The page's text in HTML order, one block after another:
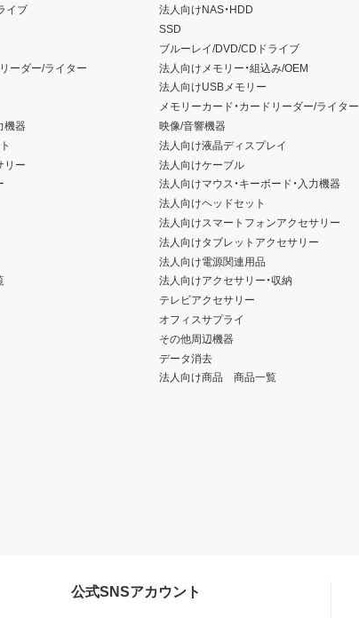
イブ
ーダー/ライター
機器
リー
法人向けNAS・HDD
SSD
ブルーレイ/DVD/CDドライブ
法人向けメモリー・組込み/OEM
法人向けUSBメモリー
メモリーカード・カードリーダー/ライター
映像/音響機器
法人向け液晶ディスプレイ
法人向けケーブル
法人向けマウス・キーボード・入力機器
法人向けヘッドセット
法人向けスマートフォンアクセサリー
法人向けタブレットアクセサリー
法人向け電源関連用品
法人向けアクセサリー・収納
テレビアクセサリー
オフィスサプライ
その他周辺機器
データ消去
法人向け商品 商品一覧
公式SNSアカウント